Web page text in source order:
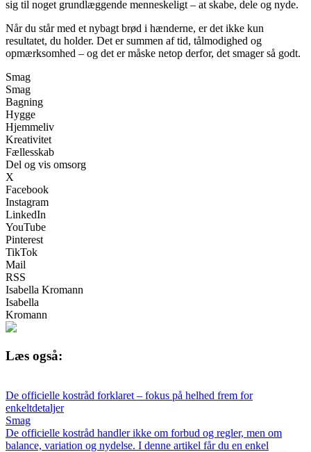
sig til noget grundlæggende menneskeligt – at skabe, dele og nyde.
Når du står med et nybagt brød i hænderne, er det ikke kun
resultatet, du holder. Det er summen af tid, tålmodighed og
opmærksomhed – og det er måske netop derfor, det smager så godt.
Smag
Smag
Bagning
Hygge
Hjemmeliv
Kreativitet
Fællesskab
Del og vis omsorg
X
Facebook
Instagram
LinkedIn
YouTube
Pinterest
TikTok
Mail
RSS
Isabella Kromann
Isabella
Kromann
Læs også:
De officielle kostråd forklaret – fokus på helhed frem for
enkeltdetaljer
Smag
De officielle kostråd handler ikke om forbud og regler, men om
balance, variation og nydelse. I denne artikel får du en enkel